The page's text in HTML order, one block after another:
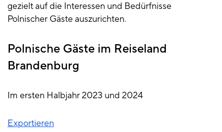
gezielt auf die Interessen und Bedürfnisse
Polnischer Gäste auszurichten.
Polnische Gäste im Reiseland
Brandenburg
Im ersten Halbjahr 2023 und 2024
Exportieren